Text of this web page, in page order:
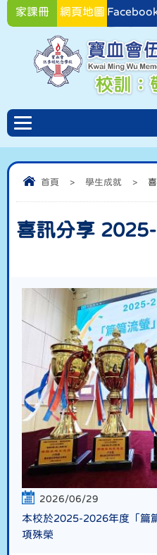
家課冊 網頁地圖
首頁 > 學生成就 >
喜訊分享
2026/06/29
本校於2025-2026年度「篇
項殊榮